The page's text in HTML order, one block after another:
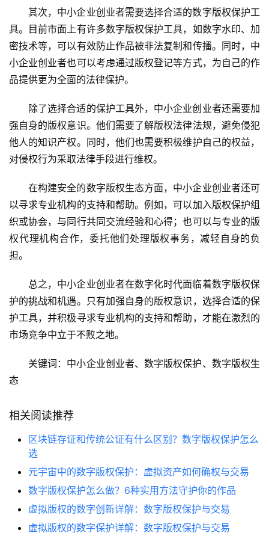
其次，中小企业创业者需要选择合适的数字版权保护工
具。目前市面上有许多数字版权保护工具，如数字水印、加
密技术等，可以有效防止作品被非法复制和传播。同时，中
小企业创业者也可以考虑通过版权登记等方式，为自己的作
品提供更为全面的法律保护。
除了选择合适的保护工具外，中小企业创业者还需要加
强自身的版权意识。他们需要了解版权法律法规，避免侵犯
他人的知识产权。同时，他们也需要积极维护自己的权益，
对侵权行为采取法律手段进行维权。
在构建安全的数字版权生态方面，中小企业创业者还可
以寻求专业机构的支持和帮助。例如，可以加入版权保护组
织或协会，与同行共同交流经验和心得；也可以与专业的版
权代理机构合作，委托他们处理版权事务，减轻自身的负
担。
总之，中小企业创业者在数字化时代面临着数字版权保
护的挑战和机遇。只有加强自身的版权意识，选择合适的保
护工具，并积极寻求专业机构的支持和帮助，才能在激烈的
市场竞争中立于不败之地。
关键词：中小企业创业者、数字版权保护、数字版权生
态
相关阅读推荐
区块链存证和传统公证有什么区别？数字版权保护怎么
选
元宇宙中的数字版权保护：虚拟资产如何确权与交易
数字版权保护怎么做？6种实用方法守护你的作品
虚拟版权的数字创新详解：数字版权保护与交易
虚拟版权的数字保护详解：数字版权保护与交易